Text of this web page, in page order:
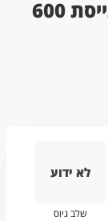
Palo Alto Networks מגייסת 600
לא ידוע
שלב גיוס